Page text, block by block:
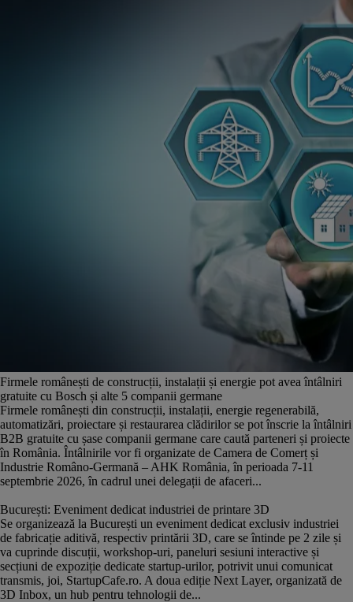
Firmele românești de construcții, instalații și energie pot avea întâlniri
gratuite cu Bosch și alte 5 companii germane
Firmele românești din construcții, instalații, energie regenerabilă,
automatizări, proiectare și restaurarea clădirilor se pot înscrie la întâlniri
B2B gratuite cu șase companii germane care caută parteneri și proiecte
în România. Întâlnirile vor fi organizate de Camera de Comerț și
Industrie Româno-Germană – AHK România, în perioada 7-11
septembrie 2026, în cadrul unei delegații de afaceri...
București: Eveniment dedicat industriei de printare 3D
Se organizează la București un eveniment dedicat exclusiv industriei
de fabricație aditivă, respectiv printării 3D, care se întinde pe 2 zile și
va cuprinde discuții, workshop-uri, paneluri sesiuni interactive și
secțiuni de expoziție dedicate startup-urilor, potrivit unui comunicat
transmis, joi, StartupCafe.ro. A doua ediție Next Layer, organizată de
3D Inbox, un hub pentru tehnologii de...